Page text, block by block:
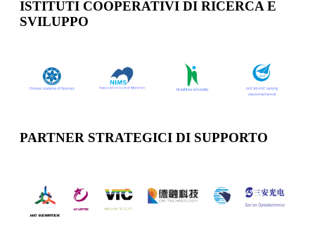
ISTITUTI COOPERATIVI DI RICERCA E
SVILUPPO
PARTNER STRATEGICI DI SUPPORTO